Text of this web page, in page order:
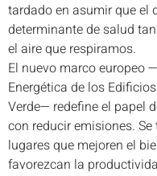
tardado en asumir que el
determinante de salud
el aire que respiramos.
El nuevo marco europeo
Energética de los
Verde— redefine el papel
con reducir emisiones.
lugares que mejoren el
favorezcan la